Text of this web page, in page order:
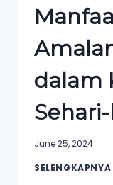
dalam
June 25, 2024
SELENGKAPNYA